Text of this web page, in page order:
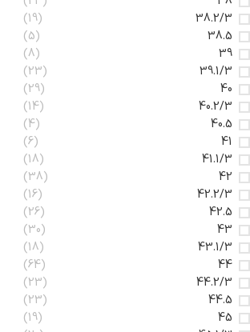
38.2/3
(19)
38.5
(5)
39
(8)
39.1/3
(23)
40
(29)
40.2/3
(14)
40.5
(4)
41
(6)
41.1/3
(18)
42
(38)
42.2/3
(16)
42.5
(26)
43
(30)
43.1/3
(18)
44
(64)
44.2/3
(23)
44.5
(23)
45
(19)